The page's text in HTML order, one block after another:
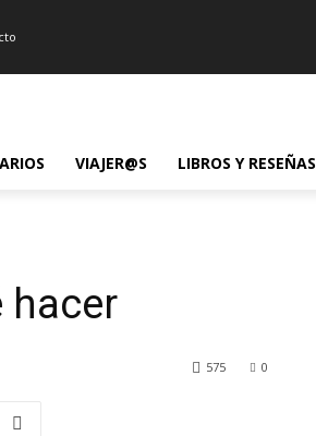
VIAJER@S LIBROS Y RESEÑAS
hacer
0
575